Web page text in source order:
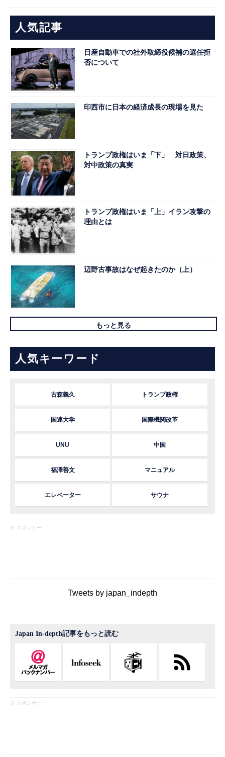
人気記事
日産自動車での社外取締役候補の選任拒
否について
印西市に日本の経済成長の現場を見た
トランプ政権はいま「下」 対日政策、
対中政策の真実
トランプ政権はいま「上」イラン攻撃の
理由とは
辺野古事故はなぜ起きたのか（上）
もっと見る
人気キーワード
古森義久 トランプ政権
国連大学 国際機関改革
UNU 中国
福澤善文 マニュアル
エレベーター サウナ
※ スポンサー
Tweets by japan_indepth
Japan In-depth記事をもっと読む
※ スポンサー